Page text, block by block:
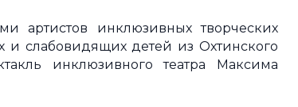
артистов инклюзивных творческих
и слабовидящих детей из Охтинского
инклюзивного театра Максима